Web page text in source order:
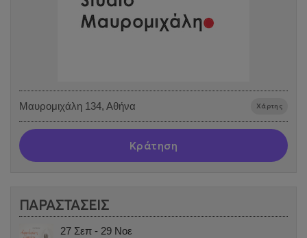
Μαυρομιχάλη 134, Αθήνα Χάρτης
Κράτηση
ΠΑΡΑΣΤΑΣΕΙΣ
27 Σεπ - 29 Νοε